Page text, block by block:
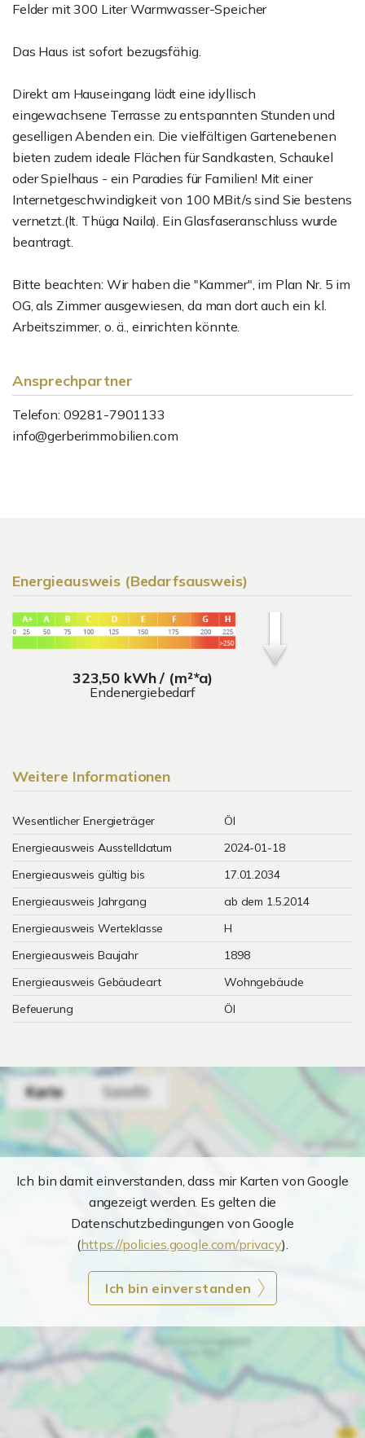
Felder mit 300 Liter Warmwasser-Speicher
Das Haus ist sofort bezugsfähig.
Direkt am Hauseingang lädt eine idyllisch
eingewachsene Terrasse zu entspannten Stunden und
geselligen Abenden ein. Die vielfältigen Gartenebenen
bieten zudem ideale Flächen für Sandkasten, Schaukel
oder Spielhaus - ein Paradies für Familien! Mit einer
Internetgeschwindigkeit von 100 MBit/s sind Sie bestens
vernetzt.(lt. Thüga Naila). Ein Glasfaseranschluss wurde
beantragt.
Bitte beachten: Wir haben die "Kammer", im Plan Nr. 5 im
OG, als Zimmer ausgewiesen, da man dort auch ein kl.
Arbeitszimmer, o. ä., einrichten könnte.
Ansprechpartner
Telefon: 09281-7901133
info@gerberimmobilien.com
Energieausweis (Bedarfsausweis)
323,50 kWh / (m²*a)
Endenergiebedarf
Weitere Informationen
Wesentlicher Energieträger
Öl
Energieausweis Ausstelldatum
2024-01-18
Energieausweis gültig bis
17.01.2034
Energieausweis Jahrgang
ab dem 1.5.2014
Energieausweis Werteklasse
H
Energieausweis Baujahr
1898
Energieausweis Gebäudeart
Wohngebäude
Befeuerung
Öl
Ich bin damit einverstanden, dass mir Karten von Google
angezeigt werden. Es gelten die
Datenschutzbedingungen von Google
(https://policies.google.com/privacy).
Ich bin einverstanden